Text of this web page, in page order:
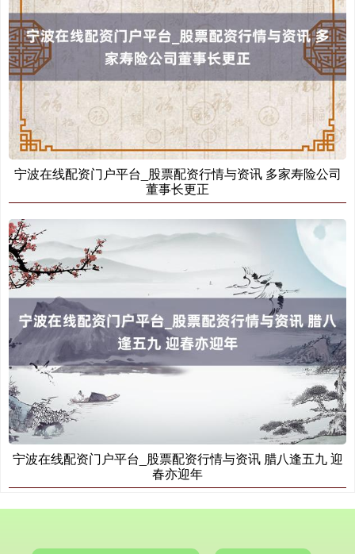
国债指数 229.69 +0.10 +0.04%
期指IC0 +2.13%
宁波在线配资门户平台_股票配资行情与资讯 多家寿险公司
董事长更正
宁波在线配资门户平台_股票配资行情与资讯 腊八逢五九 迎
春亦迎年